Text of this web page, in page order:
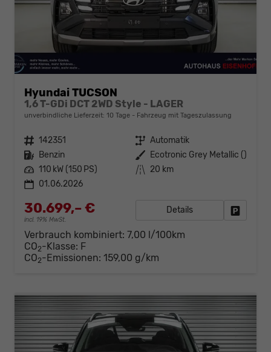
Hyundai TUCSON
1,6 T-GDi DCT 2WD Style - LAGER
unverbindliche Lieferzeit: 10 Tage Fahrzeug mit Tageszulassung
Fahrzeugnr. 142351 Getriebe Automatik
Kraftstoff Benzin Außenfarbe Ecotronic Grey Metallic ()
Leistung 110 kW (150 PS) Kilometerstand 20 km
01.06.2026
30.699,– €
incl. 19% MwSt.
Details
Verbrauch kombiniert: 7,00 l/100km
CO2-Klasse: F
CO2-Emissionen: 159,00 g/km